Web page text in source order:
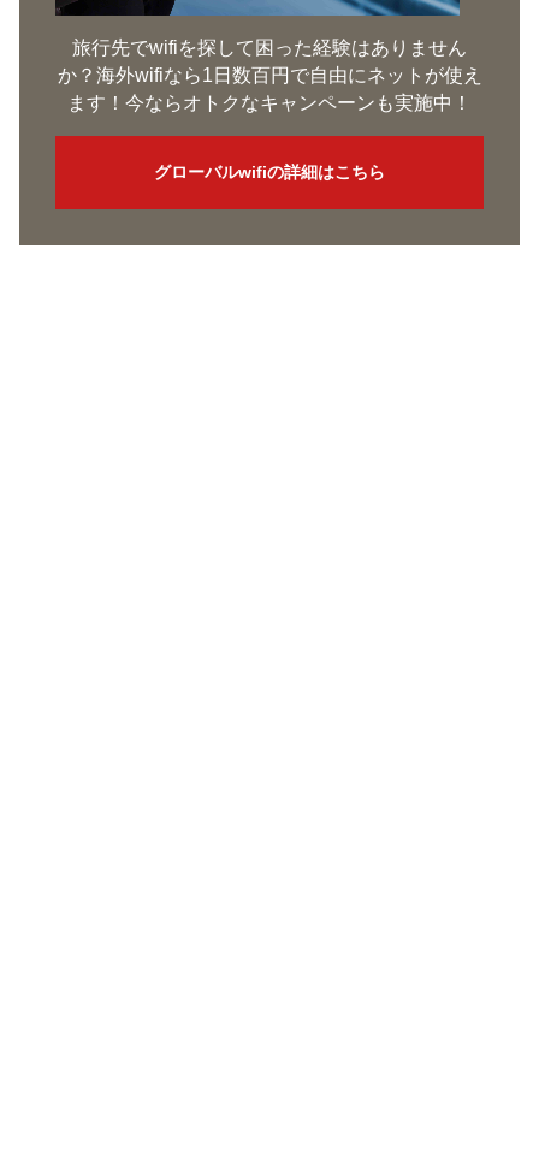
旅行先でwifiを探して困った経験はありません
か？海外wifiなら1日数百円で自由にネットが使え
ます！今ならオトクなキャンペーンも実施中！
グローバルwifiの詳細はこちら